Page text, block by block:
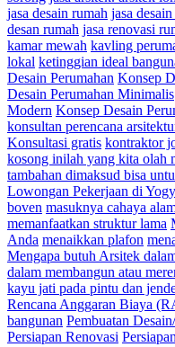
jasa desain rumah jasa
desan rumah jasa renovasi
kamar mewah kavling
lokal ketinggian ideal
Desain Perumahan Konsep
Desain Perumahan Minimalis
Modern Konsep Desain
konsultan perencana
Konsultasi gratis kontraktor
kosong inilah yang kita olah
tambahan dimaksud bisa
Lowongan Pekerjaan di
boven masuknya cahaya
memanfaatkan struktur lama
Anda menaikkan plafon
Mengapa butuh Arsitek
dalam membangun atau
kayu jati pada pintu dan
Rencana Anggaran Biaya
bangunan Pembuatan
Persiapan Renovasi